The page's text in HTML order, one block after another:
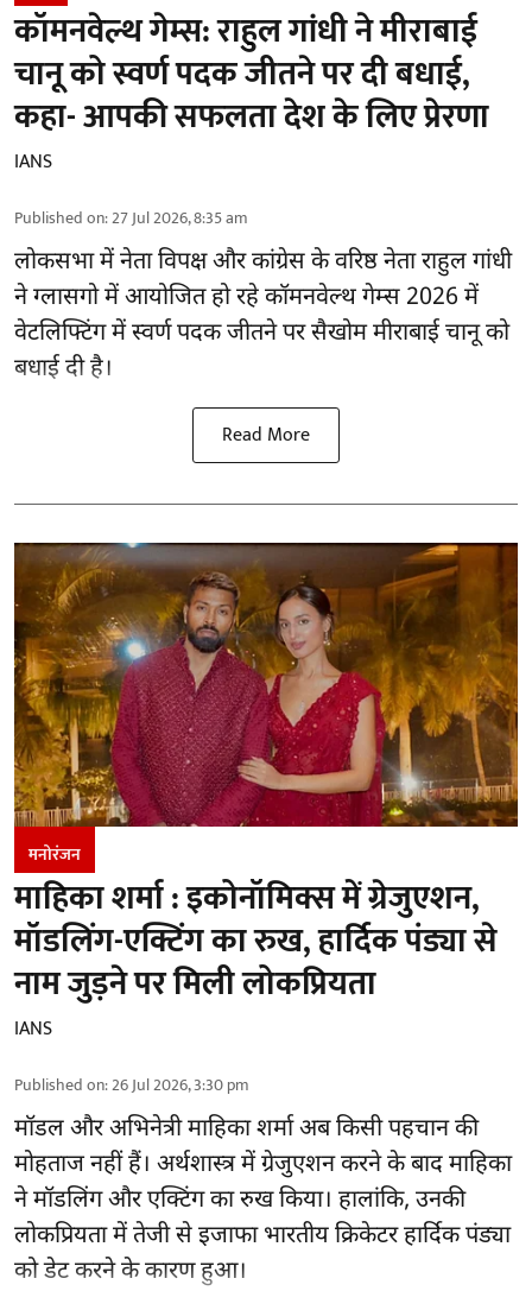
कॉमनवेल्थ गेम्स: राहुल गांधी ने मीराबाई
चानू को स्वर्ण पदक जीतने पर दी बधाई,
कहा- आपकी सफलता देश के लिए प्रेरणा
IANS
Published on:27 Jul 2026, 8:35 am
लोकसभा में नेता विपक्ष औरकांग्रेस के वरिष्ठ नेता राहुल गांधी
ने ग्लासगो में आयोजित हो रहे कॉमनवेल्थ गेम्स 2026 में
वेटलिफ्टिंग में स्वर्ण पदक जीतने पर सैखोम मीराबाई चानू को
बधाई दी है।
Read More
मनोरंजन
माहिका शर्मा : इकोनॉमिक्स में ग्रेजुएशन,
मॉडलिंग-एक्टिंग का रुख, हार्दिक पंड्या से
नाम जुड़ने पर मिली लोकप्रियता
IANS
Published on:26 Jul 2026, 3:30 pm
मॉडल और अभिनेत्री माहिका शर्मा अब किसी पहचान की
मोहताज नहीं हैं। अर्थशास्त्र में ग्रेजुएशन करने के बाद माहिका
ने मॉडलिंग और एक्टिंग का रुख किया। हालांकि, उनकी
लोकप्रियता में तेजी से इजाफा भारतीय क्रिकेटर हार्दिक पंड्या
को डेट करने के कारण हुआ।